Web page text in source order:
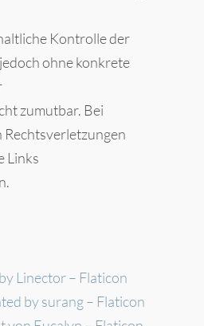
Kontrolle der
ohne konkrete
zumutbar. Bei
Links
Linector – Flaticon
by surang – Flaticon